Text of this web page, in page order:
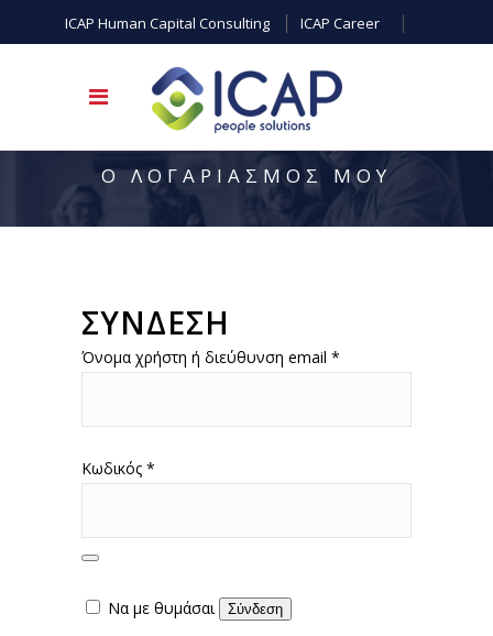
ICAP Human Capital Consulting ICAP Career
Ο ΛΟΓΑΡΙΑΣΜΟΣ ΜΟΥ
ΣΥΝΔΕΣΗ
Όνομα χρήστη ή διεύθυνση email *
Κωδικός *
Να με θυμάσαι Σύνδεση